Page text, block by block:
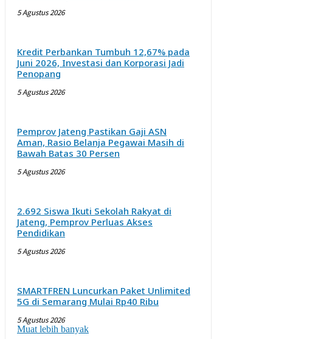
5 Agustus 2026
Kredit Perbankan Tumbuh 12,67% pada
Juni 2026, Investasi dan Korporasi Jadi
Penopang
5 Agustus 2026
Pemprov Jateng Pastikan Gaji ASN
Aman, Rasio Belanja Pegawai Masih di
Bawah Batas 30 Persen
5 Agustus 2026
2.692 Siswa Ikuti Sekolah Rakyat di
Jateng, Pemprov Perluas Akses
Pendidikan
5 Agustus 2026
SMARTFREN Luncurkan Paket Unlimited
5G di Semarang Mulai Rp40 Ribu
5 Agustus 2026
Muat lebih banyak